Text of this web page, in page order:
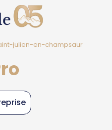
julien-en-champsaur